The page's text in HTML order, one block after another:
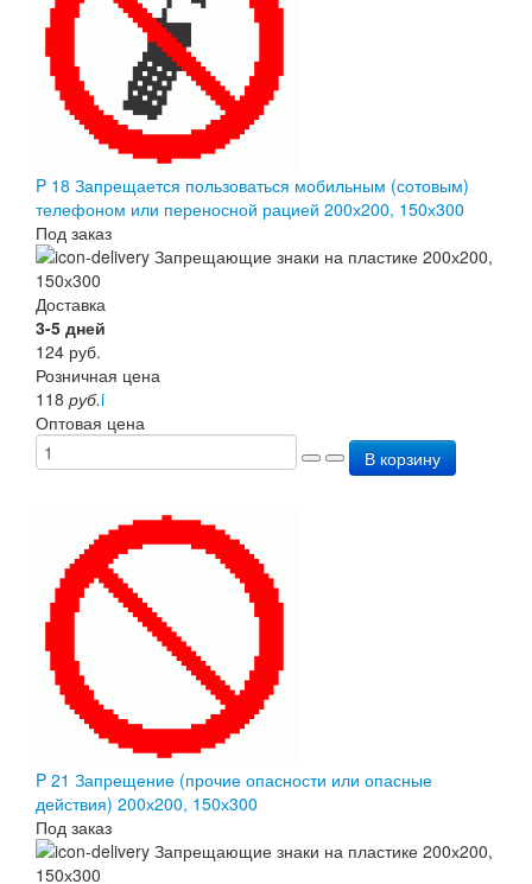
P 18 Запрещается пользоваться мобильным (сотовым)
телефоном или переносной рацией 200х200, 150х300
Под заказ
Доставка
3-5 дней
124 руб.
Розничная цена
118 руб.i
Оптовая цена
В корзину
P 21 Запрещение (прочие опасности или опасные
действия) 200х200, 150х300
Под заказ